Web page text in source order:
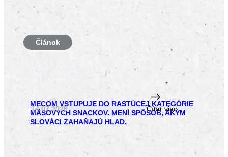
Článok
MECOM VSTUPUJE DO RASTÚCEJ KATEGÓRIE
MÄSOVÝCH SNACKOV. MENÍ SPÔSOB, AKÝM
SLOVÁCI ZAHAŇAJÚ HLAD.
14.07.2026 Čítať viac